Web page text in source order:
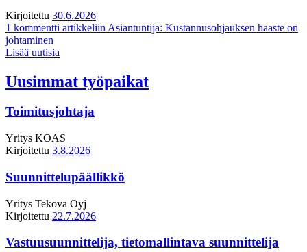
Kirjoitettu 30.6.2026
1 kommentti artikkeliin Asiantuntija: Kustannusohjauksen haaste on
johtaminen
Lisää uutisia
Uusimmat työpaikat
Toimitusjohtaja
Yritys KOAS
Kirjoitettu 3.8.2026
Suunnittelupäällikkö
Yritys Tekova Oyj
Kirjoitettu 22.7.2026
Vastuusuunnittelija, tietomallintava suunnittelija